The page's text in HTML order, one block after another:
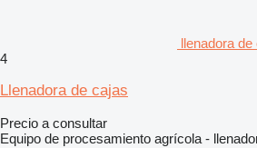
llenadora de
4
Llenadora de cajas
Precio a consultar
Equipo de procesamiento agrícola -